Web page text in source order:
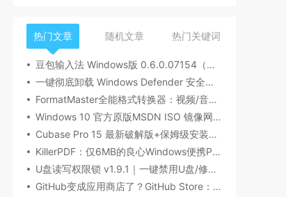
热门文章 随机文章 热门关键词
豆包输入法 Windows版 0.6.0.07154（内测版清爽无广告）
一键彻底卸载 Windows Defender 安全中心（Win10/Win11通用）
FormatMaster全能格式转换器：视频/音频/图片/文档一站式搞定
Windows 10 官方原版MSDN ISO 镜像网盘下载
Cubase Pro 15 最新破解版+保姆级安装指南
KillerPDF：仅6MB的良心Windows便携PDF编辑器，免安装/无广告/全功能
U盘读写权限锁 v1.9.1｜一键禁用U盘/修复U盘拒绝访问提示
GitHub变成应用商店了？GitHub Store：全平台开源软件一键下载/自动更新神器！